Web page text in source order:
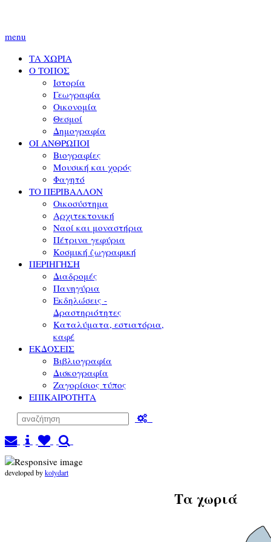
menu
ΤΑ ΧΩΡΙΑ
Ο ΤΟΠΟΣ
Ιστορία
Γεωγραφία
Οικονομία
Θεσμοί
Δημογραφία
ΟΙ ΑΝΘΡΩΠΟΙ
Βιογραφίες
Μουσική και χορός
Φαγητό
ΤΟ ΠΕΡΙΒΑΛΛΟΝ
Οικοσύστημα
Αρχιτεκτονική
Ναοί και μοναστήρια
Πέτρινα γεφύρια
Κοσμική ζωγραφική
ΠΕΡΙΗΓΗΣΗ
Διαδρομές
Πανηγύρια
Εκδηλώσεις -
Δραστηριότητες
Καταλύματα, εστιατόρια,
καφέ
ΕΚΔΟΣΕΙΣ
Βιβλιογραφία
Δισκογραφία
Ζαγορίσιος τύπος
ΕΠΙΚΑΙΡΟΤΗΤΑ
developed bykolydart
Τα χωριά